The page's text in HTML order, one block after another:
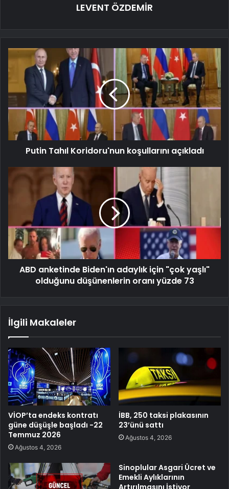
LEVENT ÖZDEMİR
Putin Tahıl Koridoru'nun koşullarını açıkladı
ABD anketinde Biden'ın adaylık için "çok yaşlı"
olduğunu düşünenlerin oranı yüzde 73
İlgili Makaleler
VİOP’ta endeks kontratı
güne düşüşle başladı -22
Temmuz 2026
Ağustos 4, 2026
İBB, 250 taksi plakasının
23’ünü sattı
Ağustos 4, 2026
Sinoplular Asgari Ücret ve
Emekli Aylıklarının
Artırılmasını İstiyor